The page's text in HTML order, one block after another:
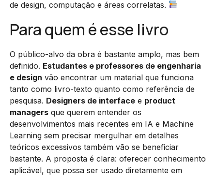
de design, computação e áreas correlatas.
Para quem é esse livro
O público-alvo da obra é bastante amplo, mas bem
definido. Estudantes e professores de engenharia
e design vão encontrar um material que funciona
tanto como livro-texto quanto como referência de
pesquisa. Designers de interface e product
managers que querem entender os
desenvolvimentos mais recentes em IA e Machine
Learning sem precisar mergulhar em detalhes
teóricos excessivos também vão se beneficiar
bastante. A proposta é clara: oferecer conhecimento
aplicável, que possa ser usado diretamente em